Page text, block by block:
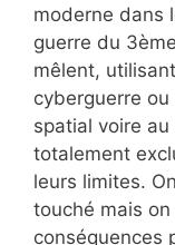
moderne dans
guerre du
mêlent,
cyberguerre
spatial voire
totalement
leurs limites.
touché mais
conséquences